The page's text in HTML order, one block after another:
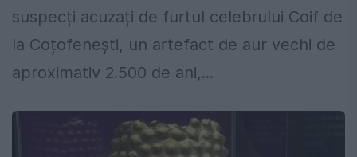
suspecți acuzați de furtul celebrului Coif de
la Coțofenești, un artefact de aur vechi de
aproximativ 2.500 de ani,...